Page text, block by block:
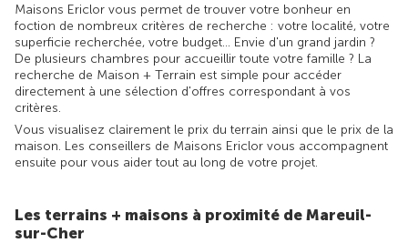
Maisons Ericlor vous permet de trouver votre bonheur en
foction de nombreux critères de recherche : votre localité, votre
superficie recherchée, votre budget... Envie d'un grand jardin ?
De plusieurs chambres pour accueillir toute votre famille ? La
recherche de Maison + Terrain est simple pour accéder
directement à une sélection d'offres correspondant à vos
critères.
Vous visualisez clairement le prix du terrain ainsi que le prix de la
maison. Les conseillers de Maisons Ericlor vous accompagnent
ensuite pour vous aider tout au long de votre projet.
Les terrains + maisons à proximité de Mareuil-
sur-Cher